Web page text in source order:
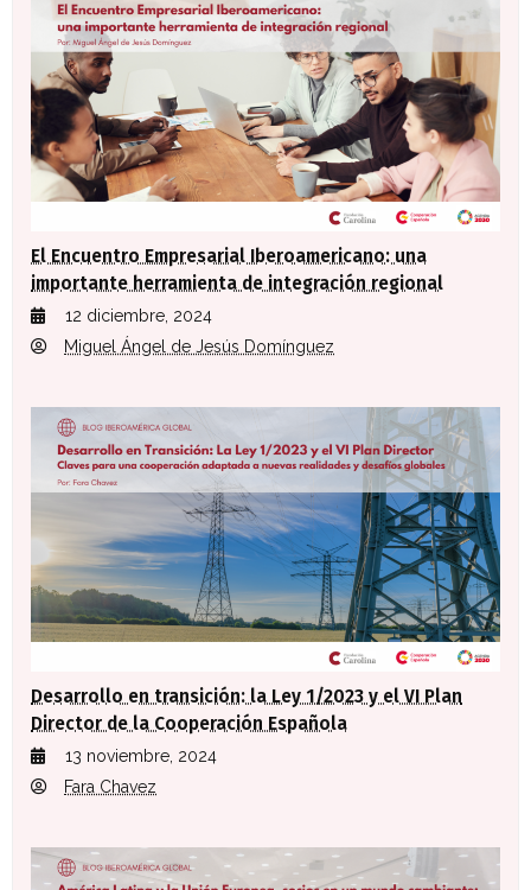
El Encuentro Empresarial Iberoamericano: una
importante herramienta de integración regional
12 diciembre, 2024
Miguel Ángel de Jesús Domínguez
Desarrollo en transición: la Ley 1/2023 y el VI Plan
Director de la Cooperación Española
13 noviembre, 2024
Fara Chavez